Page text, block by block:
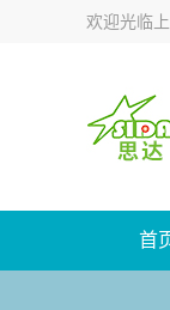
欢迎光临
首